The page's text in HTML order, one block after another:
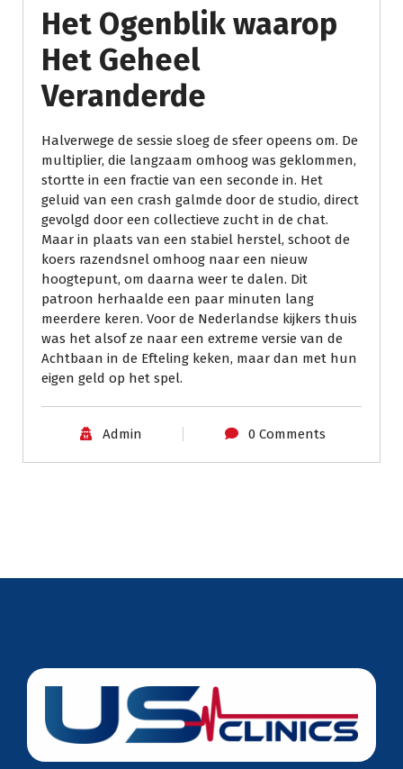
Het Ogenblik waarop
Het Geheel
Veranderde
Halverwege de sessie sloeg de sfeer opeens om. De
multiplier, die langzaam omhoog was geklommen,
stortte in een fractie van een seconde in. Het
geluid van een crash galmde door de studio, direct
gevolgd door een collectieve zucht in de chat.
Maar in plaats van een stabiel herstel, schoot de
koers razendsnel omhoog naar een nieuw
hoogtepunt, om daarna weer te dalen. Dit
patroon herhaalde een paar minuten lang
meerdere keren. Voor de Nederlandse kijkers thuis
was het alsof ze naar een extreme versie van de
Achtbaan in de Efteling keken, maar dan met hun
eigen geld op het spel.
Admin 0 Comments